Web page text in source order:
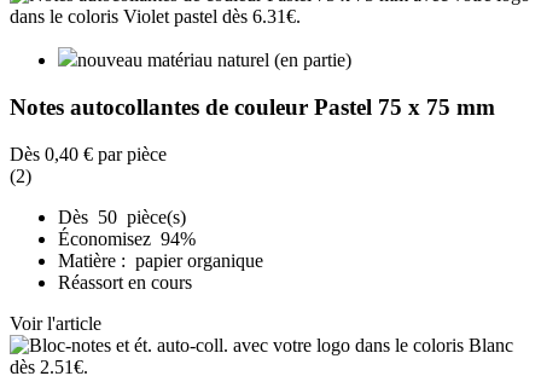
nouveau matériau naturel (en partie)
Notes autocollantes de couleur Pastel 75 x 75 mm
Dès 0,40 € par pièce
(2)
Dès 50 pièce(s)
Économisez 94%
Matière : papier organique
Réassort en cours
Voir l'article